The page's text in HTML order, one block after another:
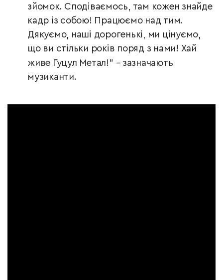
зйомок. Сподіваємось, там кожен знайде
кадр із собою! Працюємо над тим.
Дякуємо, наші дорогенькі, ми цінуємо,
що ви стільки років поряд з нами! Хай
живе Гуцул Метал! " –зазначають
музиканти.